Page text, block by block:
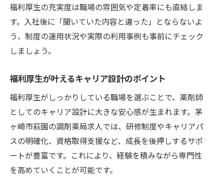
福利厚生の充実度は職場の雰囲気や定着率にも直結しま
す。入社後に「聞いていた内容と違った」とならないよ
う、制度の運用状況や実際の利用事例も事前にチェック
しましょう。
福利厚生が叶えるキャリア設計のポイント
福利厚生がしっかりしている職場を選ぶことで、薬剤師
としてのキャリア設計に大きな安心感が生まれます。茅
ヶ崎市萩園の調剤薬局求人では、研修制度やキャリアパ
スの明確化、資格取得支援など、成長を後押しするサポ
ートが豊富です。これにより、経験を積みながら専門性
を高めていくことが可能です。